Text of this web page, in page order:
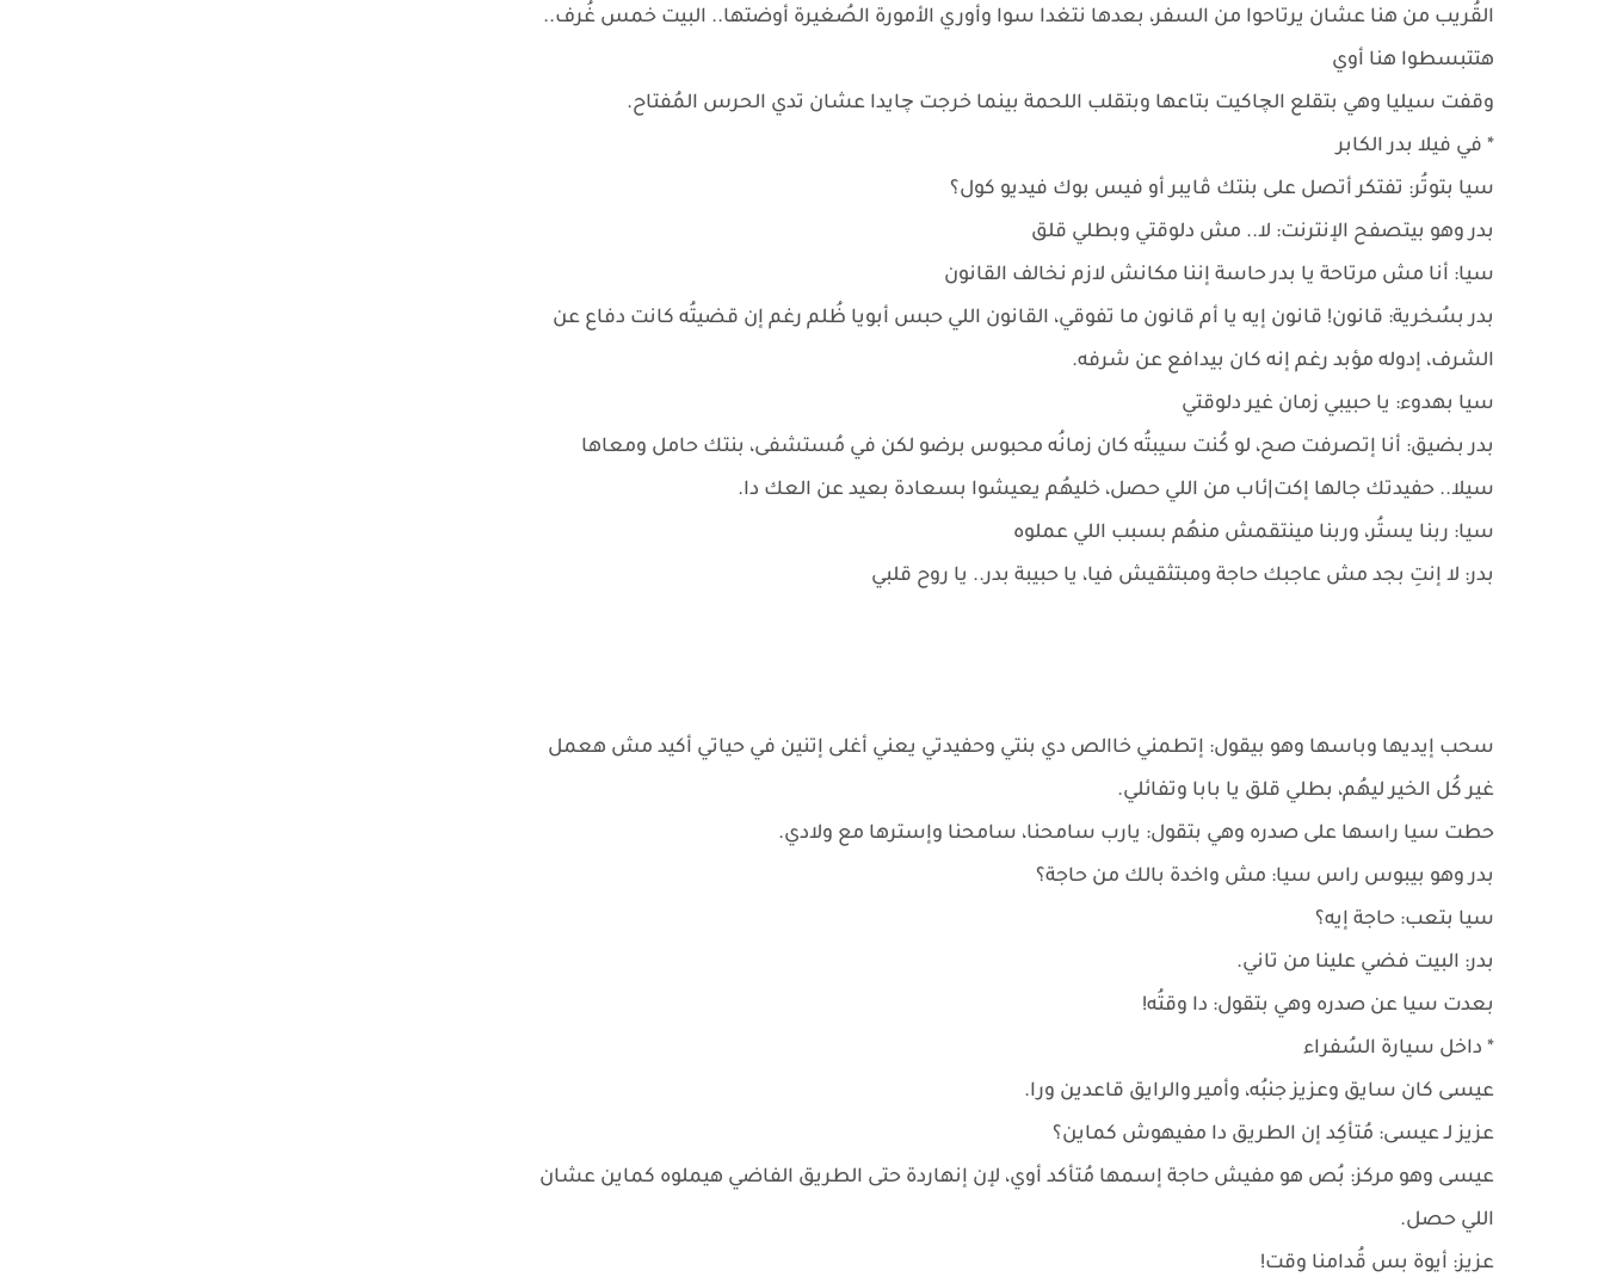
القُريب من هنا عشان يرتاحوا من السفر، بعدها نتغدا سوا وأوري الأمورة الصُغيرة أوضتها.. البيت خمس غُرف..
هتتبسطوا هنا أوي
وقفت سيليا وهي بتقلع الچاكيت بتاعها وبتقلب اللحمة بينما خرجت چايدا عشان تدي الحرس المُفتاح.
* في فيلا بدر الكابر
سيا بتوتُر: تفتكر أتصل على بنتك ڤايبر أو فيس بوك فيديو كول؟
بدر وهو بيتصفح الإنترنت: لا.. مش دلوقتي وبطلي قلق
سيا: أنا مش مرتاحة يا بدر حاسة إننا مكانش لازم نخالف القانون
بدر بسُخرية: قانون! قانون إيه يا أم قانون ما تفوقي، القانون اللي حبس أبويا ظُلم رغم إن قضيتُه كانت دفاع عن
الشرف، إدوله مؤبد رغم إنه كان بيدافع عن شرفه.
سيا بهدوء: يا حبيبي زمان غير دلوقتي
بدر بضيق: أنا إتصرفت صح، لو كُنت سيبتُه كان زمانُه محبوس برضو لكن في مُستشفى، بنتك حامل ومعاها
سيلا.. حفيدتك جالها إكت|ئاب من اللي حصل، خليهُم يعيشوا بسعادة بعيد عن العك دا.
سيا: ربنا يستُر، وربنا مينتقمش منهُم بسبب اللي عملوه
بدر: لا إنتِ بجد مش عاجبك حاجة ومبتثقيش فيا، يا حبيبة بدر.. يا روح قلبي
سحب إيديها وباسها وهو بيقول: إتطمني خاالص دي بنتي وحفيدتي يعني أغلى إتنين في حياتي أكيد مش هعمل
غير كُل الخير ليهُم، بطلي قلق يا بابا وتفائلي.
حطت سيا راسها على صدره وهي بتقول: يارب سامحنا، سامحنا وإسترها مع ولادي.
بدر وهو بيبوس راس سيا: مش واخدة بالك من حاجة؟
سيا بتعب: حاجة إيه؟
بدر: البيت فضي علينا من تاني.
بعدت سيا عن صدره وهي بتقول: دا وقتُه!
* داخل سيارة السُفراء
عيسى كان سايق وعزيز جنبُه، وأمير والرايق قاعدين ورا.
عزيز لـ عيسى: مُتأكِد إن الطريق دا مفيهوش كماين؟
عيسى وهو مركز: بُص هو مفيش حاجة إسمها مُتأكد أوي، لإن إنهاردة حتى الطريق الفاضي هيملوه كماين عشان
اللي حصل.
عزيز: أيوة بس قُدامنا وقت!